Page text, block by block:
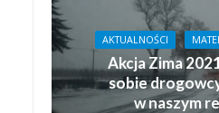
AKTUALNOŚCI
Akcja Zima
sobie
w naszym